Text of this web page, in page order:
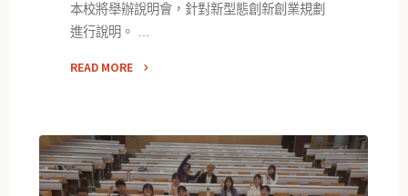
本校將舉辦說明會，針對新型態創新創業規劃
進行說明。 …
READ MORE